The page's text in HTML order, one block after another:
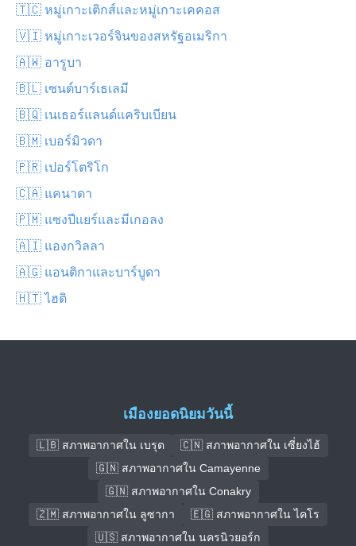
🇹🇨 หมู่เกาะเติกส์และหมู่เกาะเคคอส
🇻🇮 หมู่เกาะเวอร์จินของสหรัฐอเมริกา
🇦🇼 อารูบา
🇧🇱 เซนต์บาร์เธเลมี
🇧🇶 เนเธอร์แลนด์แคริบเบียน
🇧🇲 เบอร์มิวดา
🇵🇷 เปอร์โตริโก
🇨🇦 แคนาดา
🇵🇲 แซงปีแยร์และมีเกอลง
🇦🇮 แองกวิลลา
🇦🇬 แอนติกาและบาร์บูดา
🇭🇹 ไฮติ
เมืองยอดนิยมวันนี้
🇱🇧 สภาพอากาศใน เบรุต
🇨🇳 สภาพอากาศใน เซี่ยงไฮ้
🇬🇳 สภาพอากาศใน Camayenne
🇬🇳 สภาพอากาศใน Conakry
🇿🇲 สภาพอากาศใน ลูซากา
🇪🇬 สภาพอากาศใน ไคโร
🇺🇸 สภาพอากาศใน นครนิวยอร์ก